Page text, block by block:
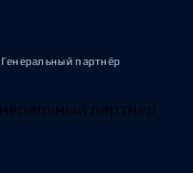
Генеральный партнёр